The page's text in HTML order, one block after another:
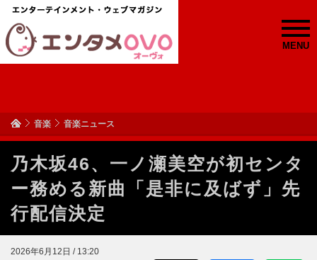
MENU
音楽 音楽ニュース
乃木坂46、一ノ瀬美空が初センタ
ー務める新曲「是非に及ばず」先
行配信決定
2026年6月12日 / 13:20